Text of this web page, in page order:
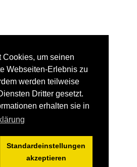
Cookies, um seinen
Webseiten-Erlebnis zu
werden teilweise
Dritter gesetzt.
erhalten sie in
Standardeinstellungen
akzeptieren